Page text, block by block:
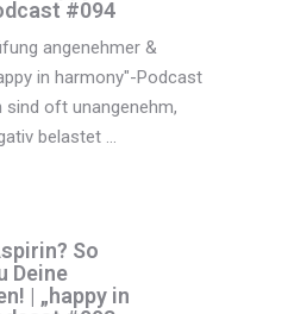
#094
angenehmer &
in harmony"-Podcast
sind oft unangenehm,
belastet ...
So
Deine
| „happy in